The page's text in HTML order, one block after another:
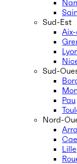
Sud-Est
Sud-
Pau
Nord-
Lille